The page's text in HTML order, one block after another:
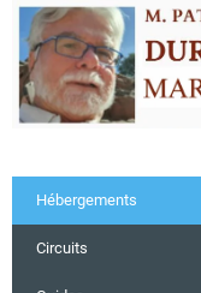
Hébergements
Circuits